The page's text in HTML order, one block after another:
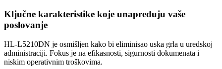
Ključne karakteristike koje unapređuju vaše
poslovanje
HL-L5210DN je osmišljen kako bi eliminisao uska grla u uredskoj
administraciji. Fokus je na efikasnosti, sigurnosti dokumenata i
niskim operativnim troškovima.